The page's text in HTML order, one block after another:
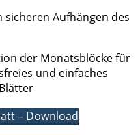
sicheren Aufhängen des
der Monatsblöcke für
und einfaches
– Download